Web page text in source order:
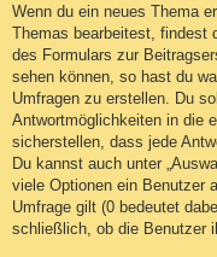
Wenn du ein neues Thema
Themas bearbeitest, findest
des Formulars zur
sehen können, so hast du
Umfragen zu erstellen. Du
Antwortmöglichkeiten in die
sicherstellen, dass jede
Du kannst auch unter
viele Optionen ein Benutzer
Umfrage gilt (0 bedeutet
schließlich, ob die Benutzer